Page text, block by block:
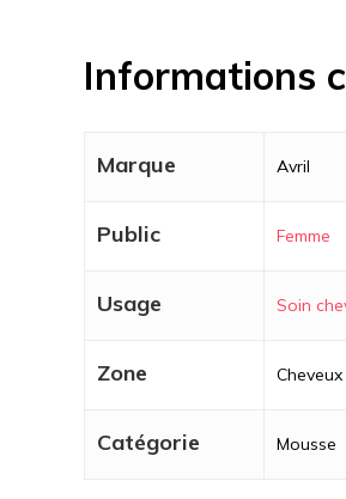
Informations
Marque Avril
Public Femme
Usage Soin
Zone Cheveux
Catégorie Mousse